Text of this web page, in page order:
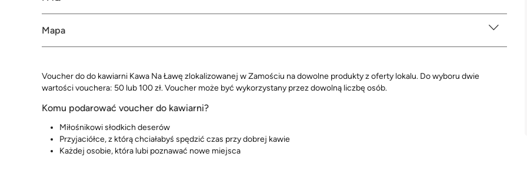
Mapa
Voucher do do kawiarni Kawa Na Ławę zlokalizowanej w Zamościu na dowolne produkty z oferty lokalu. Do wyboru dwie
wartości vouchera: 50 lub 100 zł. Voucher może być wykorzystany przez dowolną liczbę osób.
Komu podarować voucher do kawiarni?
Miłośnikowi słodkich deserów
Przyjaciółce, z którą chciałabyś spędzić czas przy dobrej kawie
Każdej osobie, która lubi poznawać nowe miejsca